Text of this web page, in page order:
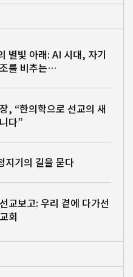
별빛 아래: AI 시대, 자기
를 비추는…
, “한의학으로 선교의 새
다”
지기의 길을 묻다
교보고: 우리 곁에 다가선
회